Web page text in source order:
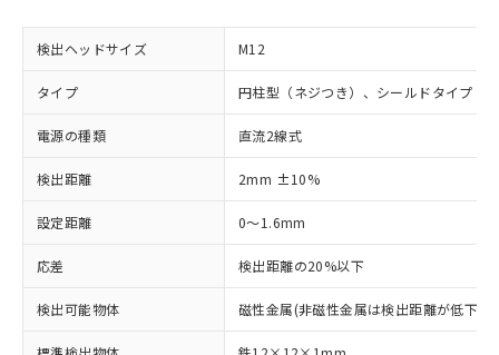
検出ヘッドサイズ M12
タイプ 円柱型（ネジつき）、シールドタイプ
電源の種類 直流2線式
検出距離 2mm ±10%
設定距離 0～1.6mm
応差 検出距離の20%以下
検出可能物体 磁性金属(非磁性金属は検出距離が低下し